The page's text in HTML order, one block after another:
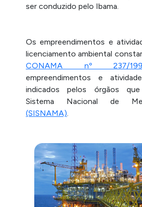
ser conduzido pelo Ibama.
Os empreendimentos e
licenciamento ambiental
CONAMA nº 237/
empreendimentos e
indicados pelos órgãos
Sistema Nacional de
(SISNAMA).